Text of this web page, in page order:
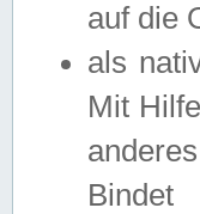
auf die
als
Mit